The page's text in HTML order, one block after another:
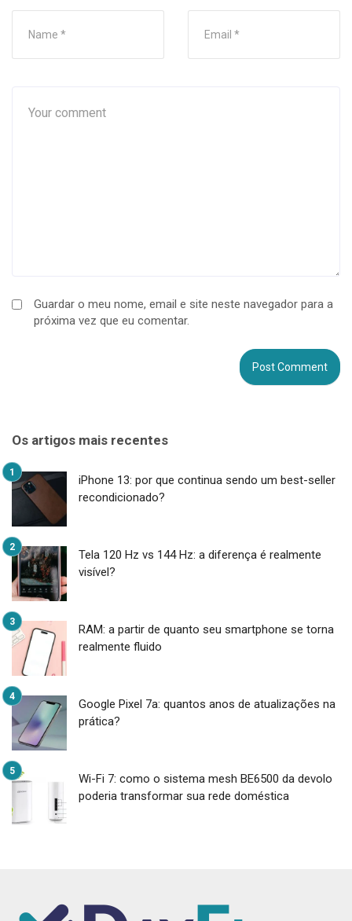
Guardar o meu nome, email e site neste navegador para a
próxima vez que eu comentar.
Os artigos mais recentes
iPhone 13: por que continua sendo um best-seller
recondicionado?
Tela 120 Hz vs 144 Hz: a diferença é realmente
visível?
RAM: a partir de quanto seu smartphone se torna
realmente fluido
Google Pixel 7a: quantos anos de atualizações na
prática?
Wi-Fi 7: como o sistema mesh BE6500 da devolo
poderia transformar sua rede doméstica